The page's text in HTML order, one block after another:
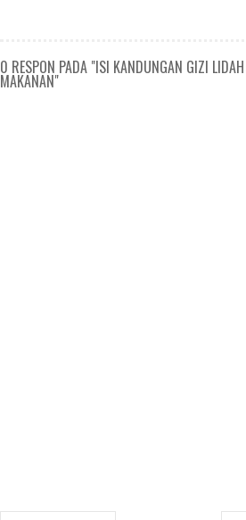
0 RESPON PADA "ISI KANDUNGAN GIZI
MAKANAN"